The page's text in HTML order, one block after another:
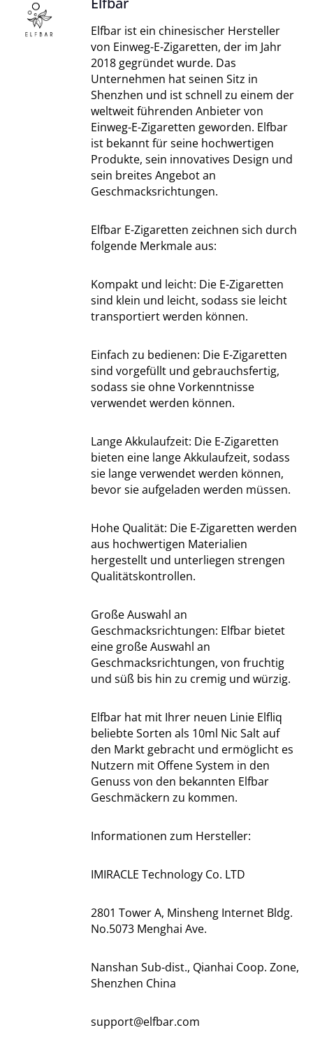
Elfbar ist ein chinesischer Hersteller
von Einweg-E-Zigaretten, der im Jahr
2018 gegründet wurde. Das
Unternehmen hat seinen Sitz in
Shenzhen und ist schnell zu einem der
weltweit führenden Anbieter von
Einweg-E-Zigaretten geworden. Elfbar
ist bekannt für seine hochwertigen
Produkte, sein innovatives Design und
sein breites Angebot an
Geschmacksrichtungen.
Elfbar E-Zigaretten zeichnen sich durch
folgende Merkmale aus:
Kompakt und leicht: Die E-Zigaretten
sind klein und leicht, sodass sie leicht
transportiert werden können.
Einfach zu bedienen: Die E-Zigaretten
sind vorgefüllt und gebrauchsfertig,
sodass sie ohne Vorkenntnisse
verwendet werden können.
Lange Akkulaufzeit: Die E-Zigaretten
bieten eine lange Akkulaufzeit, sodass
sie lange verwendet werden können,
bevor sie aufgeladen werden müssen.
Hohe Qualität: Die E-Zigaretten werden
aus hochwertigen Materialien
hergestellt und unterliegen strengen
Qualitätskontrollen.
Große Auswahl an
Geschmacksrichtungen: Elfbar bietet
eine große Auswahl an
Geschmacksrichtungen, von fruchtig
und süß bis hin zu cremig und würzig.
Elfbar hat mit Ihrer neuen Linie Elfliq
beliebte Sorten als 10ml Nic Salt auf
den Markt gebracht und ermöglicht es
Nutzern mit Offene System in den
Genuss von den bekannten Elfbar
Geschmäckern zu kommen.
Informationen zum Hersteller:
IMIRACLE Technology Co. LTD
2801 Tower A, Minsheng Internet Bldg.
No.5073 Menghai Ave.
Nanshan Sub-dist., Qianhai Coop. Zone,
Shenzhen China
support@elfbar.com